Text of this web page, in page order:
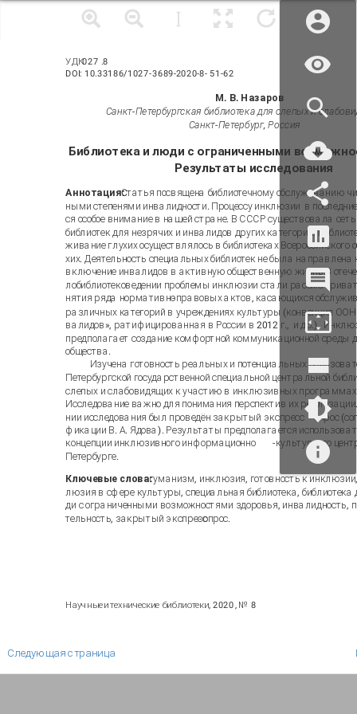
Научныеитехнические библиотеки, 2020, № 8
УДК027 .8
DOI: 10.33186/1027-3689-2020-8- 51 -62
М. В. Назаров
Санкт-Петербургская библиотека для слепых и
Санкт-Петербург, Россия
Библиотека и люди с ограниченными
Результаты исследования
Аннотация:Cтатья посвящена библиотечному обслуживанию
ными степенями инвалидности. Процессу инклюзии в
ся особое внимание в нашей стране. В СССР существовала
библиотек для незрячих и инвалидов других категорий.
живание глухих осуществлялось в библиотеках Всероссийского
хих. Деятельность специальных библиотек не была направлена
включение инвалидов в активную общественную жизнь. В
лобиблиотековедении проблемы инклюзии стали
нятия ряда нормативно-правовых актов, касающихся
различных категорий в учреждениях культуры (конвенция
валидов», ратифицированная в России в 2012 г. и др.).
предполагает создание комфортной коммуникационной среды
общества.
Изучена готовность реальных и потенциальных
Петербургской государственной специальной центральной
слепых и слабовидящих к участию в инклюзивных программах
Исследование важно для понимания перспектив их
нии исследования был проведён закрытый экспресс -опрос
фикации В. А. Ядова). Результаты предполагается
концепции инклюзивного информационно -культурного
Петербурге.
Ключевые слова:гуманизм, инклюзия, готовность к
люзия в сфере культуры, специальная библиотека,
ди с ограниченными возможностями здоровья, инвалидность,
тельность, закрытый экспресс
-опрос.
Следующая страница